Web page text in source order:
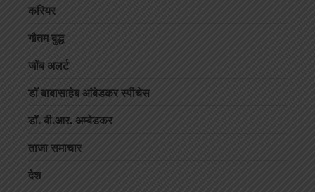
करियर
गौतम बुद्ध
जॉब अलर्ट
डॉ बाबासाहेब आंबेडकर स्पीचेस
डॉ. बी.आर. अम्बेडकर
ताजा समाचार
देश